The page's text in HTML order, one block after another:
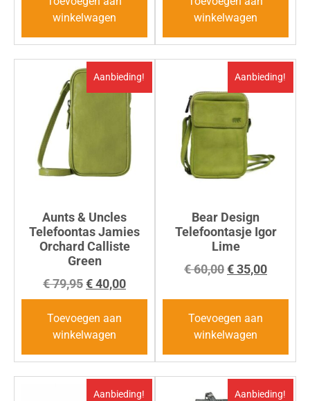
winkelwagen
winkelwagen
Aanbieding!
Aunts & Uncles
Telefoontas Jamies
Orchard Calliste
Green
€79,95€40,00
Toevoegen aan
winkelwagen
Aanbieding!
Bear Design
Telefoontasje Igor
Lime
€60,00€35,00
Toevoegen aan
winkelwagen
Aanbieding! Aanbieding!